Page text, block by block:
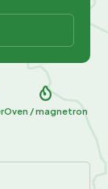
Oven / magnetron